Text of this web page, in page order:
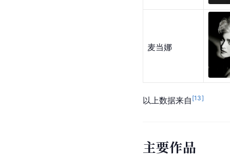
麦当娜
以上数据来自 [13]
主要作品